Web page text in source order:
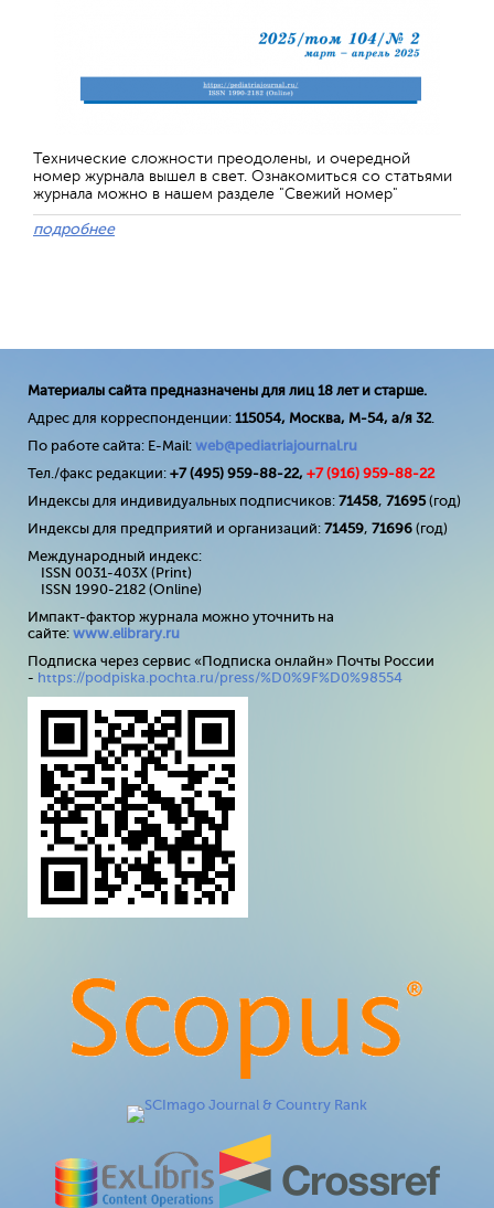
Технические сложности преодолены, и очередной
номер журнала вышел в свет. Ознакомиться со статьями
журнала можно в нашем разделе "Свежий номер"
подробнее
Материалы сайта предназначены для лиц 18 лет и старше.
Адрес для корреспонденции: 115054, Москва, М-54, а/я 32.
По работе сайта: E-Mail: web@pediatriajournal.ru
Тел./факс редакции: +7 (495) 959-88-22, +7 (916) 959-88-22
Индексы для индивидуальных подписчиков: 71458, 71695(год)
Индексы для предприятий и организаций: 71459, 71696 (год)
Международный индекс:
ISSN 0031-403X (Print)
ISSN 1990-2182 (Online)
Импакт-фактор журнала можно уточнить на
сайте: www.elibrary.ru
Подписка через сервис «Подписка онлайн» Почты России
- https://podpiska.pochta.ru/press/%D0%9F%D0%98554